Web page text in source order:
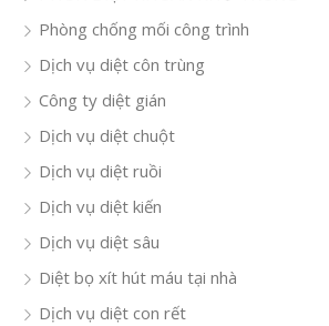
Phòng chống mối công trình
Dịch vụ diệt côn trùng
Công ty diệt gián
Dịch vụ diệt chuột
Dịch vụ diệt ruồi
Dịch vụ diệt kiến
Dịch vụ diệt sâu
Diệt bọ xít hút máu tại nhà
Dịch vụ diệt con rết